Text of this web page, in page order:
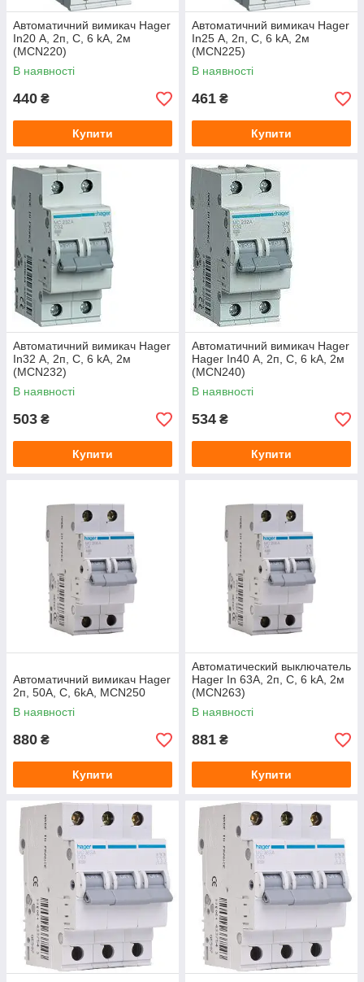
Автоматичний вимикач Hager
In20 А, 2п, С, 6 kA, 2м
(MCN220)
В наявності
440 ₴
Купити
Автоматичний вимикач Hager
In25 А, 2п, С, 6 kA, 2м
(MCN225)
В наявності
461 ₴
Купити
Автоматичний вимикач Hager
In32 А, 2п, С, 6 kA, 2м
(МСN232)
В наявності
503 ₴
Купити
Автоматичний вимикач Hager
Hager In40 А, 2п, С, 6 kA, 2м
(MCN240)
В наявності
534 ₴
Купити
Автоматичний вимикач Hager
2п, 50А, C, 6kA, MCN250
В наявності
880 ₴
Купити
Автоматический выключатель
Hager In 63А, 2п, С, 6 kA, 2м
(MCN263)
В наявності
881 ₴
Купити